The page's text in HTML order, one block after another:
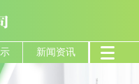
新闻资讯